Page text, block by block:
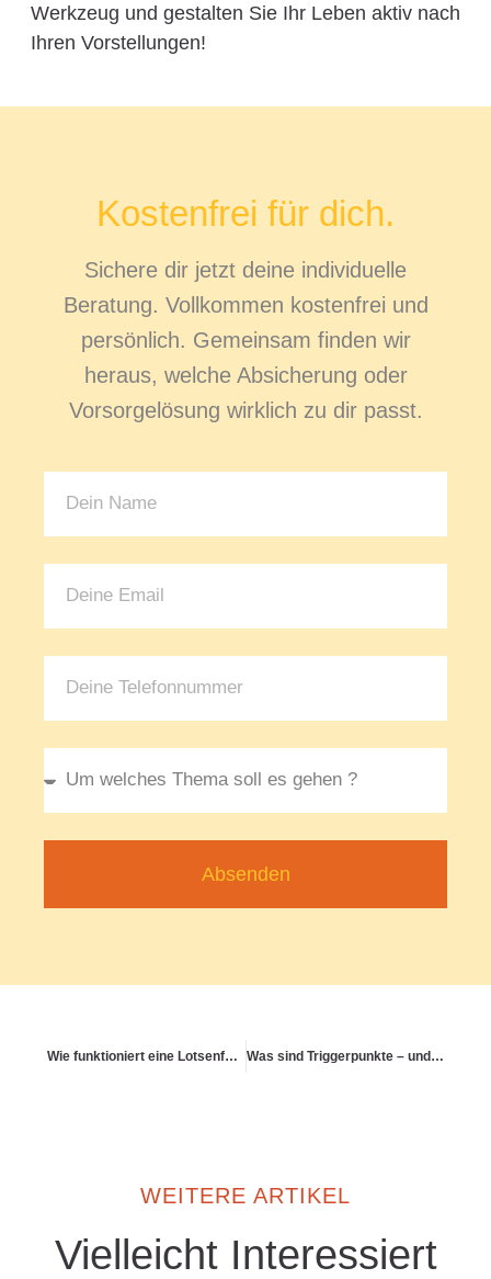
Werkzeug und gestalten Sie Ihr Leben aktiv nach
Ihren Vorstellungen!
Kostenfrei für dich.
Sichere dir jetzt deine individuelle
Beratung. Vollkommen kostenfrei und
persönlich. Gemeinsam finden wir
heraus, welche Absicherung oder
Vorsorgelösung wirklich zu dir passt.
Absenden
Wie funktioniert eine Lotsenfunktion in der Medizin? Was sind Triggerpunkte – und wie lassen sie sich behandeln?
WEITERE ARTIKEL
Vielleicht Interessiert